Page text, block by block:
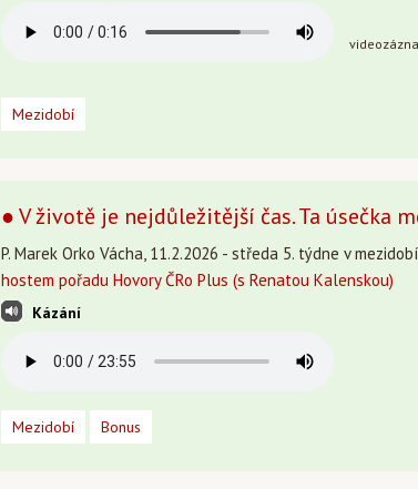
Mezidobí
● V životě je nejdůležitější čas. Ta úsečka
P. Marek Orko Vácha, 11.2.2026 - středa 5. týdne v mezidobí
hostem pořadu Hovory ČRo Plus (s Renatou Kalenskou)
Kázání
Mezidobí Bonus